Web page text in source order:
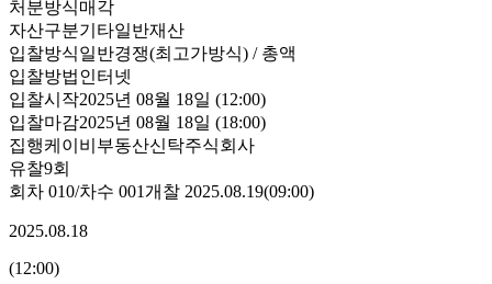
처분방식매각
자산구분기타일반재산
입찰방식일반경쟁(최고가방식) / 총액
입찰방법인터넷
입찰시작2025년 08월 18일 (12:00)
입찰마감2025년 08월 18일 (18:00)
집행케이비부동산신탁주식회사
유찰9회
회차 010/차수 001개찰 2025.08.19(09:00)
2025.08.18
(12:00)